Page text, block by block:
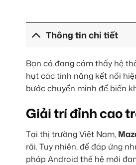
Thông tin chi tiết
Bạn có đang cảm thấy hệ
hụt các tính năng kết nối
bước chuyển mình để biến
Giải trí đỉnh cao
Tại thị trường Việt Nam,
rãi. Tuy nhiên, để đáp ứng
pháp Android thế hệ mới